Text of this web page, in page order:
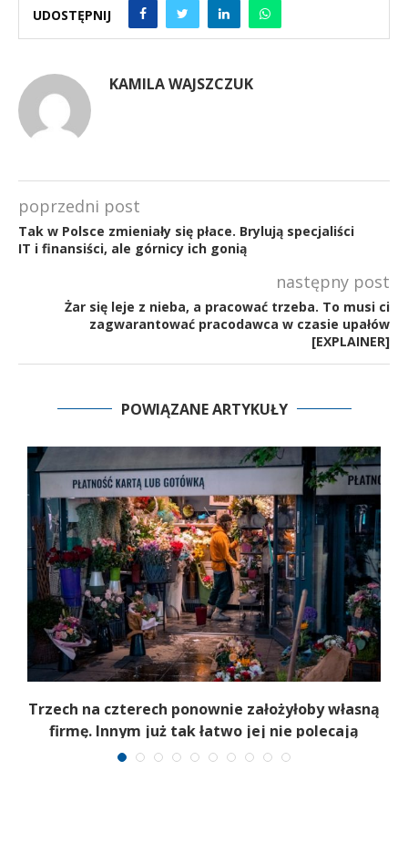
UDOSTĘPNIJ
KAMILA WAJSZCZUK
poprzedni post
Tak w Polsce zmieniały się płace. Brylują specjaliści
IT i finansiści, ale górnicy ich gonią
następny post
Żar się leje z nieba, a pracować trzeba. To musi ci
zagwarantować pracodawca w czasie upałów
[EXPLAINER]
POWIĄZANE ARTYKUŁY
Trzech na czterech ponownie założyłoby własną
firmę. Innym już tak łatwo jej nie polecają